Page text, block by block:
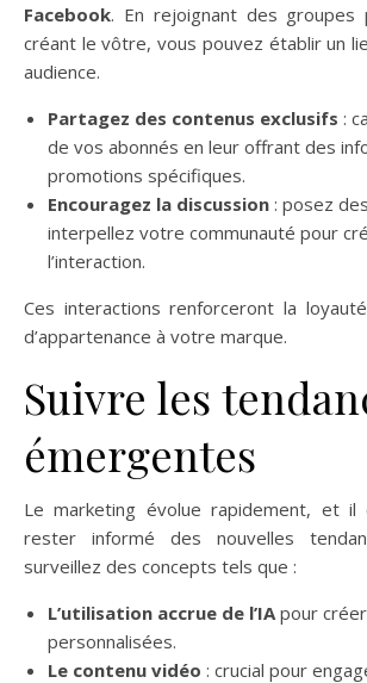
Facebook. En rejoignant des groupes
créant le vôtre, vous pouvez établir un
audience.
Partagez des contenus exclusifs :
de vos abonnés en leur offrant des
promotions spécifiques.
Encouragez la discussion : posez
interpellez votre communauté pour
l’interaction.
Ces interactions renforceront la
d’appartenance à votre marque.
Suivre les
émergentes
Le marketing évolue rapidement, et
rester informé des nouvelles
surveillez des concepts tels que :
L’utilisation accrue de l’IA pour
personnalisées.
Le contenu vidéo : crucial pour